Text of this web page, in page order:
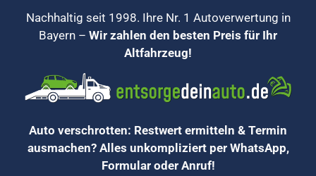
Nachhaltig seit 1998. Ihre Nr. 1 Autoverwertung in
Bayern – Wir zahlen den besten Preis für Ihr
Altfahrzeug!
Auto verschrotten: Restwert ermitteln & Termin
ausmachen? Alles unkompliziert per WhatsApp,
Formular oder Anruf!